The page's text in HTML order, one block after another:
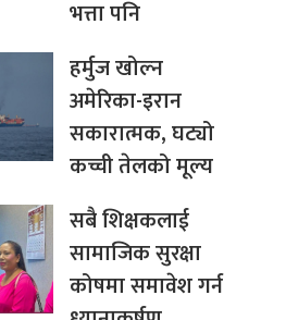
भत्ता पनि
हर्मुज खोल्न
अमेरिका-इरान
सकारात्मक, घट्यो
कच्ची तेलको मूल्य
सबै शिक्षकलाई
सामाजिक सुरक्षा
कोषमा समावेश गर्न